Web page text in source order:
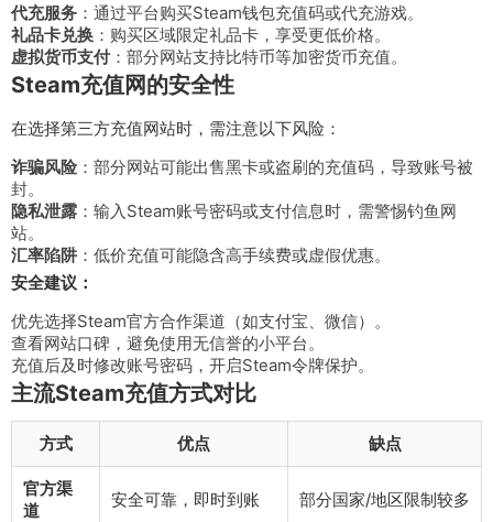
代充服务 ：通过平台购买Steam钱包充值码或代充游戏。
礼品卡兑换 ：购买区域限定礼品卡，享受更低价格。
虚拟货币支付：部分网站支持比特币等加密货币充值。
Steam充值网的安全性
在选择第三方充值网站时，需注意以下风险：
诈骗风险 ：部分网站可能出售黑卡或盗刷的充值码，导致账号被
封。
隐私泄露 ：输入Steam账号密码或支付信息时，需警惕钓鱼网
站。
汇率陷阱 ：低价充值可能隐含高手续费或虚假优惠。
安全建议：
优先选择Steam官方合作渠道（如支付宝、微信）。
查看网站口碑，避免使用无信誉的小平台。
充值后及时修改账号密码，开启Steam令牌保护。
主流Steam充值方式对比
方式 优点 缺点
官方渠
道
安全可靠，即时到账 部分国家/地区限制较多